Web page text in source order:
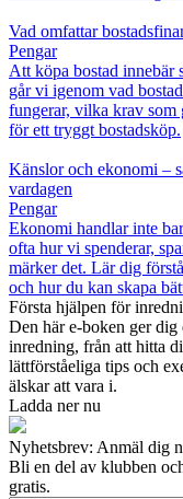
Vad omfattar
Pengar
Att köpa bostad innebär
går vi igenom vad
fungerar, vilka krav som
för ett tryggt bostadsköp.
Känslor och ekonomi –
vardagen
Pengar
Ekonomi handlar inte
ofta hur vi spenderar,
märker det. Lär dig
och hur du kan skapa
Första hjälpen för
Den här e-boken ger
inredning, från att hitta
lättförståeliga tips och
älskar att vara i.
Ladda ner nu
Nyhetsbrev: Anmäl dig
Bli en del av klubben
gratis.